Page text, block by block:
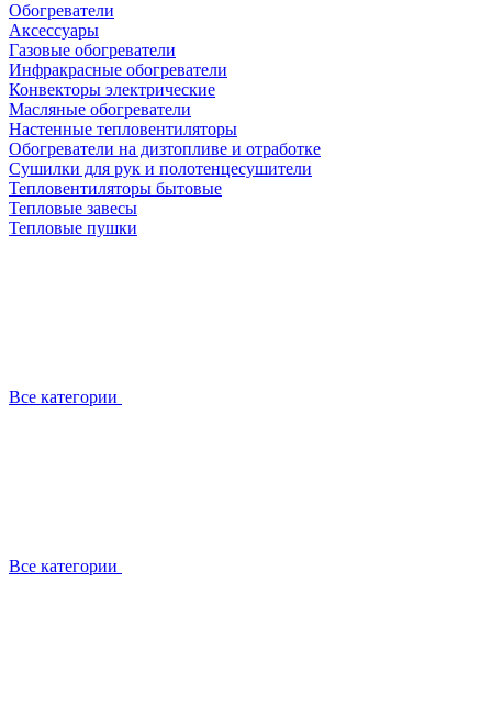
Обогреватели
Аксессуары
Газовые обогреватели
Инфракрасные обогреватели
Конвекторы электрические
Масляные обогреватели
Настенные тепловентиляторы
Обогреватели на дизтопливе и отработке
Сушилки для рук и полотенцесушители
Тепловентиляторы бытовые
Тепловые завесы
Тепловые пушки
Все категории
Все категории